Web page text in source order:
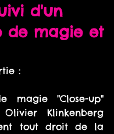
d'un
de magie et
:
magie "Close-up"
Klinkenberg
tout droit de la